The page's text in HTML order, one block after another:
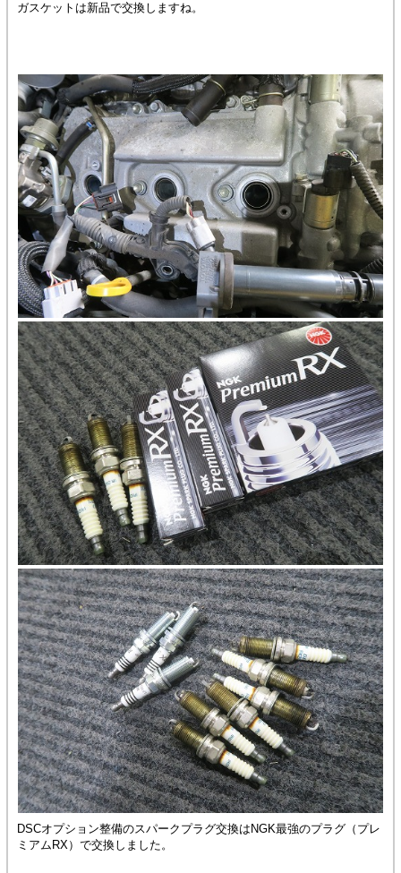
ガスケットは新品で交換しますね。
DSCオプション整備のスパークプラグ交換はNGK最強のプラグ（プレ
ミアムRX）で交換しました。